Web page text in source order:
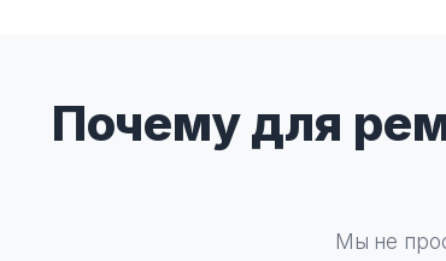
Почему для
Мы не